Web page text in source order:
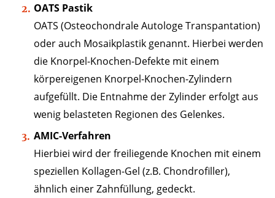
OATS Pastik
OATS (Osteochondrale Autologe Transpantation)
oder auch Mosaikplastik genannt. Hierbei werden
die Knorpel-Knochen-Defekte mit einem
körpereigenen Knorpel-Knochen-Zylindern
aufgefüllt. Die Entnahme der Zylinder erfolgt aus
wenig belasteten Regionen des Gelenkes.
AMIC-Verfahren
Hierbiei wird der freiliegende Knochen mit einem
speziellen Kollagen-Gel (z.B. Chondrofiller),
ähnlich einer Zahnfüllung, gedeckt.